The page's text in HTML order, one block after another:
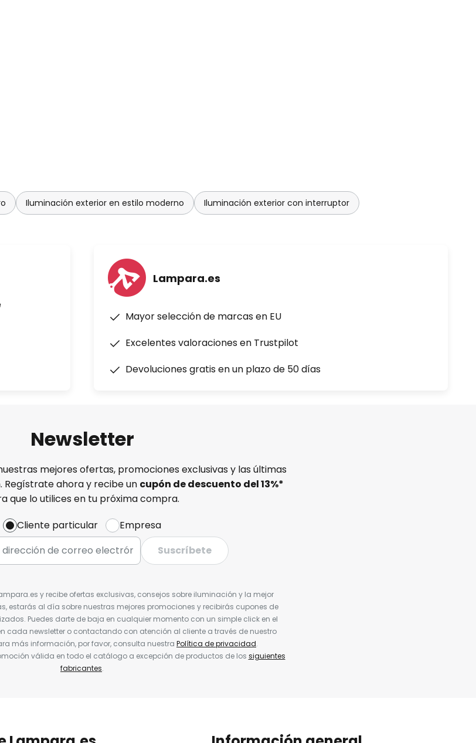
Iluminación exterior en estilo moderno Iluminación exterior con interruptor
Lampara.es
Mayor selección de marcas en EU
Excelentes valoraciones en Trustpilot
Devoluciones gratis en un plazo de 50 días
Newsletter
mejores ofertas, promociones exclusivas y las últimas
Regístrate ahora y recibe un cupón de descuento del13%*
que lo utilices en tu próxima compra.
Cliente particular
Empresa
Suscríbete
y recibe ofertas exclusivas, consejos sobre iluminación y la mejor
estarás al día sobre nuestras mejores promociones y recibirás cupones de
Puedes darte de baja en cualquier momento con un simple click en el
cada newsletter o contactando con atención al cliente a través de nuestro
más información, por favor, consulta nuestra Política de privacidad.
válida en todo el catálogo a excepción de productos de los siguientes
fabricantes.